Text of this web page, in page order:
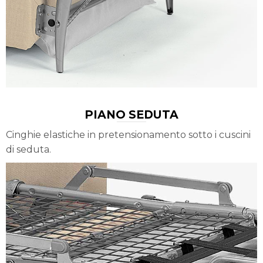
PIANO SEDUTA
Cinghie elastiche in pretensionamento sotto i cuscini
di seduta.